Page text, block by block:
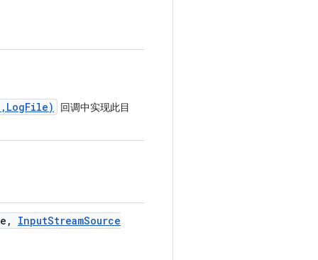
回调中实现此目
, InputStreamSource